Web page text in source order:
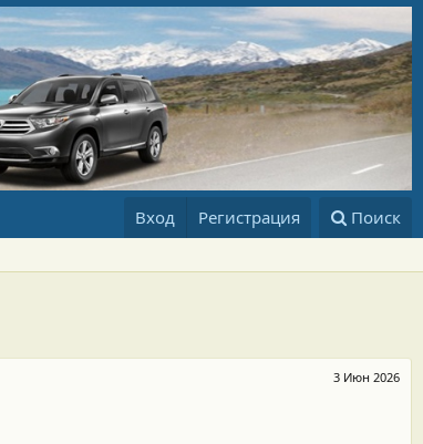
Вход Регистрация Поиск
3 Июн 2026